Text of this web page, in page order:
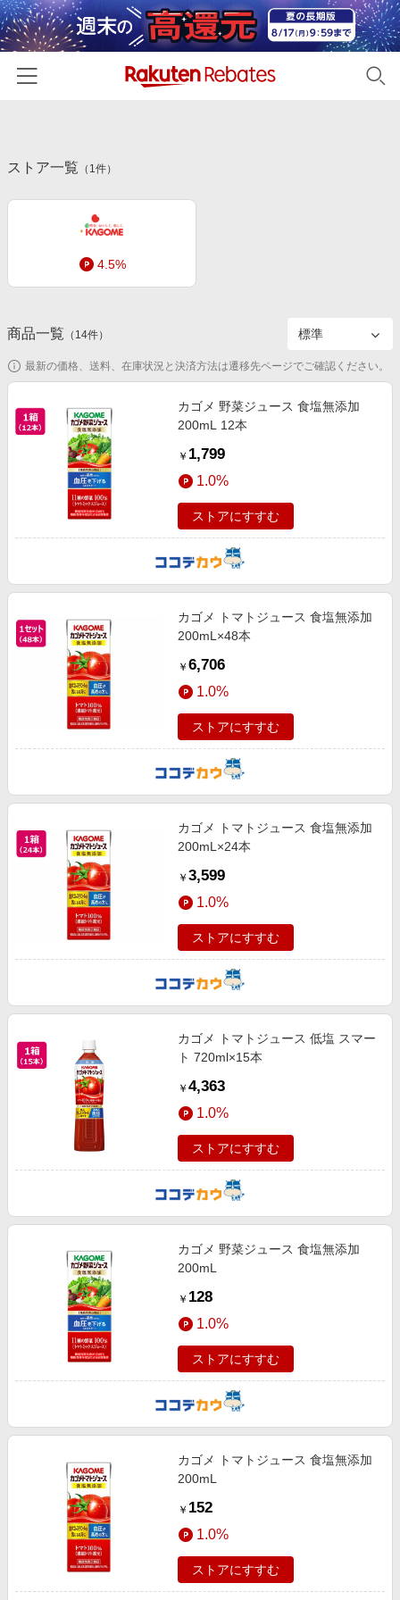
カテゴリー一覧
百貨店・総合ECモール
ファッション・インナー・小物
食品・スイーツ・お酒
家電・PC・スマホ・カメラ
エンタメ
スポーツ・アウトドア・ゴルフ
インテリア・寝具
ペット・花・DIY・車
金融・マネー・保険
デジタルコンテンツ
ビジネス・その他サービス
初回購入者限定特典
新着ストアのご紹介
電子書籍特集
楽天サービス特集
わくわく夏特集
とことん買い物チャレンジ
Apple公式サイト×楽天カード分割払い
Samsung ボーナスキャンペーン
週末の高還元 夏の長期版
友達紹介
楽天IDでログイン/会員登録
ストア一覧 （ 1件）
4.5%
商品一覧 （ 14件）
最新の価格、送料、在庫状況と決済方法は遷移先ページでご確認ください。
カゴメ 野菜ジュース 食塩無添加
200mL 12本
￥ 1,799
1.0%
ストアにすすむ
カゴメ トマトジュース 食塩無添加
200mL×48本
￥ 6,706
1.0%
ストアにすすむ
カゴメ トマトジュース 食塩無添加
200mL×24本
￥ 3,599
1.0%
ストアにすすむ
カゴメ トマトジュース 低塩 スマー
ト 720ml×15本
￥ 4,363
1.0%
ストアにすすむ
カゴメ 野菜ジュース 食塩無添加
200mL
￥ 128
1.0%
ストアにすすむ
カゴメ トマトジュース 食塩無添加
200mL
￥ 152
1.0%
ストアにすすむ